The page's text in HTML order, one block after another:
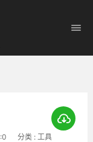
分类 : 工具